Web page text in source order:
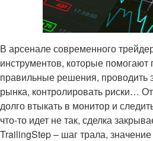
В арсенале современного
инструментов, которые
правильные решения,
рынка, контролировать риски…
долго втыкать в монитор и
что-то идет не так, сделка
TrailingStep – шаг трала,